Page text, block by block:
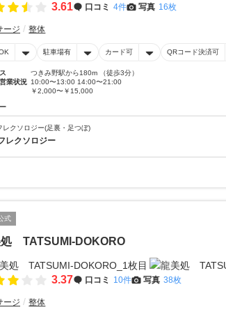
3.61 口コミ 4件 写真 16枚
ージ 整体
駐車場有 カード可 QRコード決済可
つきみ野駅から180m （徒歩3分）
業状況 10:00〜13:00 14:00〜21:00
￥2,000〜￥15,000
レクソロジー(足裏・足つぼ)
レクソロジー
式
TATSUMI-DOKORO
3.37 口コミ 10件 写真 38枚
ージ 整体